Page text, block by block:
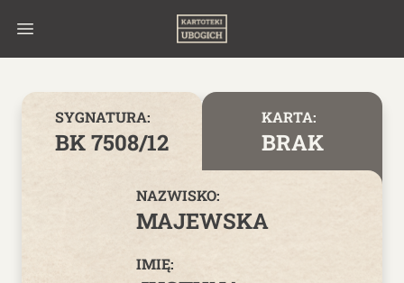
SYGNATURA:
BK 7508/12
KARTA:
BRAK
NAZWISKO:
MAJEWSKA
IMIĘ: